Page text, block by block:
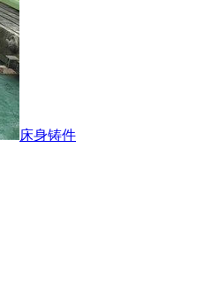
床身铸件